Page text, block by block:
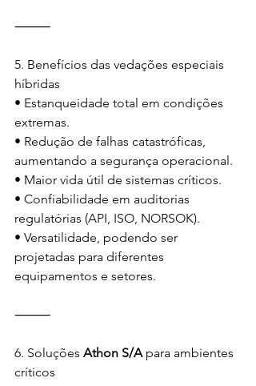
⸻
5.⁠ ⁠Benefícios das vedações especiais
híbridas
• Estanqueidade total em condições
extremas.
• Redução de falhas catastróficas,
aumentando a segurança operacional.
• Maior vida útil de sistemas críticos.
• Confiabilidade em auditorias
regulatórias (API, ISO, NORSOK).
• Versatilidade, podendo ser
projetadas para diferentes
equipamentos e setores.
⸻
6.⁠ ⁠Soluções Athon S/A para ambientes
críticos